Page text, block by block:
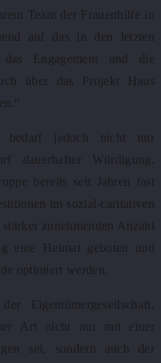
Team der Frauenhilfe in
auf das in den letzten
das Engagement und die
über das Projekt Haus
bedarf jedoch nicht nur
dauerhafter Würdigung.
bereits seit Jahren fast
im sozial-caritativen
zunehmenden Anzahl
eine Heimat geboten und
optimiert werden.
Eigentümergesellschaft,
Art nicht nur mit einer
sei, sondern auch der